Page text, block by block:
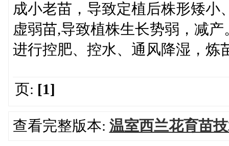
成小老苗，导致定植后株形矮小
虚弱苗,导致植株生长势弱，减
进行控肥、控水、通风降湿，炼
页: [1]
查看完整版本: 温室西兰花育苗